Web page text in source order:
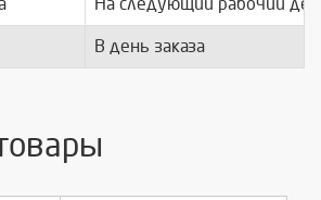
В день заказа